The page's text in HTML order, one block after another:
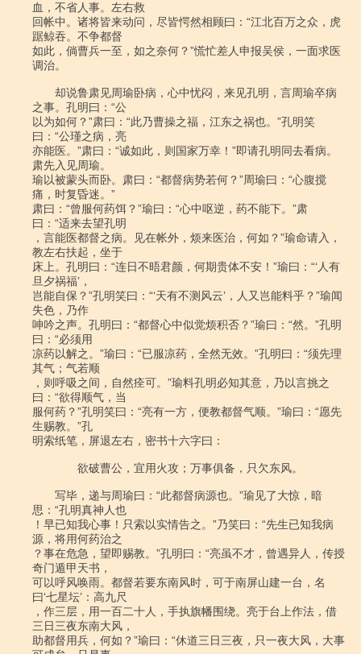
血，不省人事。左右救
回帐中。诸将皆来动问，尽皆愕然相顾曰：“江北百万之众，虎
踞鲸吞。不争都督
如此，倘曹兵一至，如之奈何？”慌忙差人申报吴侯，一面求医
调治。
却说鲁肃见周瑜卧病，心中忧闷，来见孔明，言周瑜卒病
之事。孔明曰：“公
以为如何？”肃曰：“此乃曹操之福，江东之祸也。”孔明笑
曰：“公瑾之病，亮
亦能医。”肃曰：“诚如此，则国家万幸！”即请孔明同去看病。
肃先入见周瑜。
瑜以被蒙头而卧。肃曰：“都督病势若何？”周瑜曰：“心腹搅
痛，时复昏迷。”
肃曰：“曾服何药饵？”瑜曰：“心中呕逆，药不能下。”肃
曰：“适来去望孔明
，言能医都督之病。见在帐外，烦来医治，何如？”瑜命请入，
教左右扶起，坐于
床上。孔明曰：“连日不晤君颜，何期贵体不安！”瑜曰：“‘人有
旦夕祸福’，
岂能自保？”孔明笑曰：“‘天有不测风云’，人又岂能料乎？”瑜闻
失色，乃作
呻吟之声。孔明曰：“都督心中似觉烦积否？”瑜曰：“然。”孔明
曰：“必须用
凉药以解之。”瑜曰：“已服凉药，全然无效。”孔明曰：“须先理
其气；气若顺
，则呼吸之间，自然痊可。”瑜料孔明必知其意，乃以言挑之
曰：“欲得顺气，当
服何药？”孔明笑曰：“亮有一方，便教都督气顺。”瑜曰：“愿先
生赐教。”孔
明索纸笔，屏退左右，密书十六字曰：
欲破曹公，宜用火攻；万事俱备，只欠东风。
写毕，递与周瑜曰：“此都督病源也。”瑜见了大惊，暗
思：“孔明真神人也
！早已知我心事！只索以实情告之。”乃笑曰：“先生已知我病
源，将用何药治之
？事在危急，望即赐教。”孔明曰：“亮虽不才，曾遇异人，传授
奇门遁甲天书，
可以呼风唤雨。都督若要东南风时，可于南屏山建一台，名
曰‘七星坛’：高九尺
，作三层，用一百二十人，手执旗幡围绕。亮于台上作法，借
三日三夜东南大风，
助都督用兵，何如？”瑜曰：“休道三日三夜，只一夜大风，大事